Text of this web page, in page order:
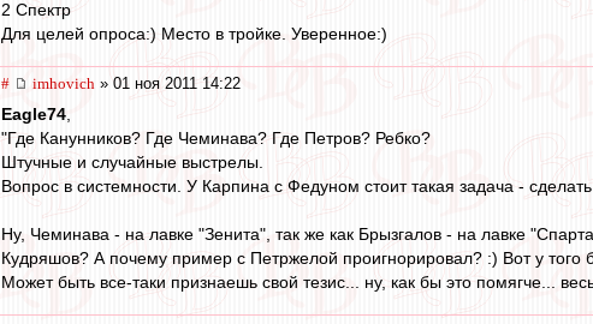
2 Спектр
Для целей опроса:) Место в тройке. Уверенное:)
# imhovich » 01 ноя 2011 14:22
Eagle74,
"Где Канунников? Где Чеминава? Где Петров? Ребко?
Штучные и случайные выстрелы.
Вопрос в системности. У Карпина с Федуном стоит такая задача -
Ну, Чеминава - на лавке "Зенита", так же как Брызгалов - на лавке
Кудряшов? А почему пример с Петржелой проигнорировал? :) Вот у
Может быть все-таки признаешь свой тезис... ну, как бы это помягче...